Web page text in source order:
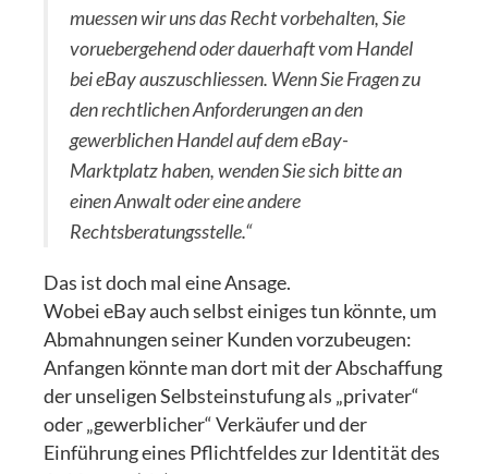
muessen wir uns das Recht vorbehalten, Sie
voruebergehend oder dauerhaft vom Handel
bei eBay auszuschliessen. Wenn Sie Fragen zu
den rechtlichen Anforderungen an den
gewerblichen Handel auf dem eBay-
Marktplatz haben, wenden Sie sich bitte an
einen Anwalt oder eine andere
Rechtsberatungsstelle.“
Das ist doch mal eine Ansage.
Wobei eBay auch selbst einiges tun könnte, um
Abmahnungen seiner Kunden vorzubeugen:
Anfangen könnte man dort mit der Abschaffung
der unseligen Selbsteinstufung als „privater“
oder „gewerblicher“ Verkäufer und der
Einführung eines Pflichtfeldes zur Identität des